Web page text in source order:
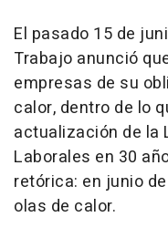
El pasado 15 de
Trabajo anunció
empresas de su
calor, dentro de lo
actualización de la
Laborales en 30
retórica: en junio
olas de calor.